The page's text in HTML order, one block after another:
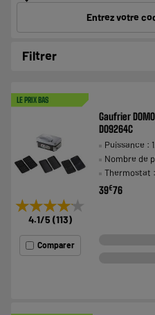
VERIFIEZ VOS CAPACITES
VOUS ENGAGER.Entrez votre
Filtrer
LE PRIX BAS
★★★★★
★★★★★
4.1/5 (113)
Comparer
Gaufrier
DO9264C
Puissance :
Nombre de
Thermostat
39€76